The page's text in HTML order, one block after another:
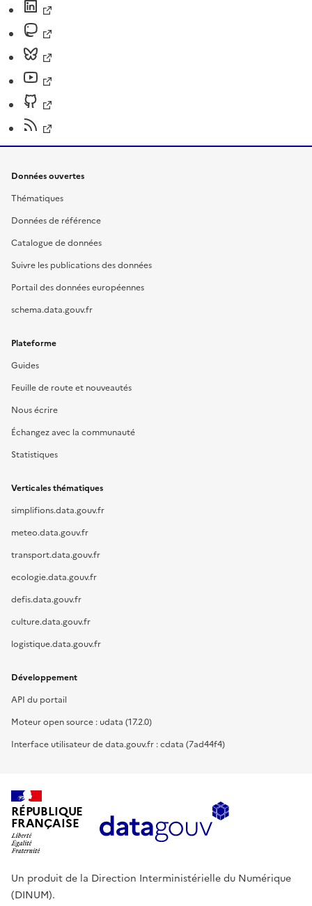
Données ouvertes
Thématiques
Données de référence
Catalogue de données
Suivre les publications des données
Portail des données européennes
schema.data.gouv.fr
Plateforme
Guides
Feuille de route et nouveautés
Nous écrire
Échangez avec la communauté
Statistiques
Verticales thématiques
simplifions.data.gouv.fr
meteo.data.gouv.fr
transport.data.gouv.fr
ecologie.data.gouv.fr
defis.data.gouv.fr
culture.data.gouv.fr
logistique.data.gouv.fr
Développement
API du portail
Moteur open source : udata (17.2.0)
Interface utilisateur de data.gouv.fr : cdata (7ad44f4)
RÉPUBLIQUE
FRANÇAISE
Un produit de la Direction Interministérielle du Numérique
(DINUM).